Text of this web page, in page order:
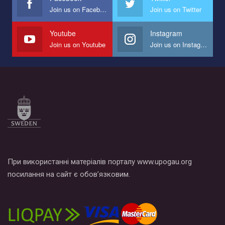
Мы просим вас поддержать нас и помочь нам реализовать
наш план по борьбе с насилием и дискриминацией на почве
СОГИ в Украине.
Все, что вам нужно сделать - это зайти на наш канал YouTube
Join us on Facebook Join us on Twitter
Youtube
Join us on Youtube
Instagram
Join us on Instagram
При використанні матеріалів порталу www.upogau.org
посилання на сайт є обов’язковим.